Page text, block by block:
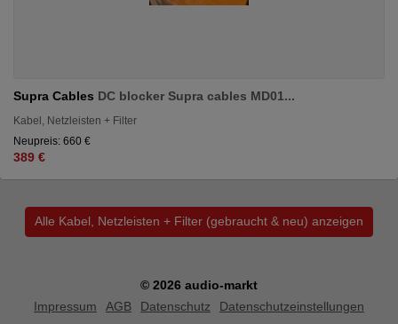
Supra Cables DC blocker Supra cables MD01...
Kabel, Netzleisten + Filter
Neupreis: 660 €
389 €
Alle Kabel, Netzleisten + Filter (gebraucht & neu) anzeigen
© 2026 audio-markt
Impressum
AGB Datenschutz Datenschutzeinstellungen